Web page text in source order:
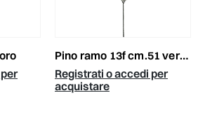
pino ramo 13f cm.51 verde
Registrati o accedi per
acquistare